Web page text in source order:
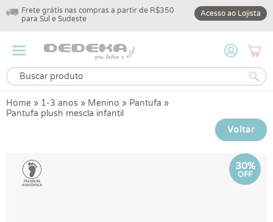
Frete grátis nas compras a partir de R$350
para Sul e Sudeste
10% off na
DEDEKA10
Acesso ao Lojista
Home » 1-3 anos » Menino » Pantufa »
Pantufa plush mescla infantil
Voltar
30%
OFF